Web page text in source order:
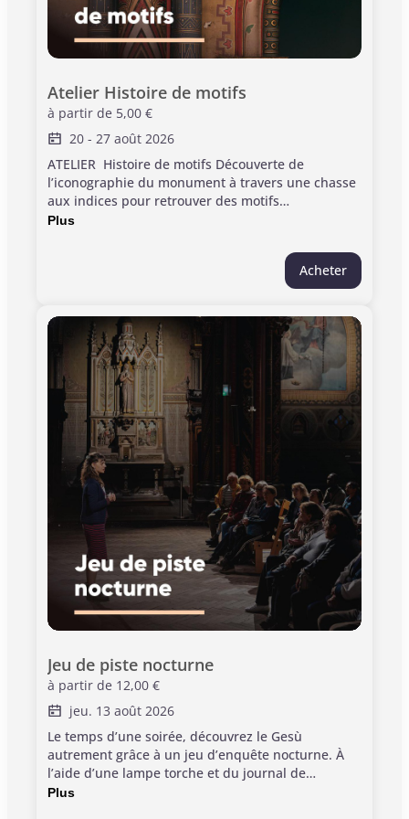
Atelier Histoire de motifs
à partir de 5,00 €
20 - 27 août 2026
ATELIER Histoire de motifs Découverte de
l’iconographie du monument à travers une chasse
aux indices pour retrouver des motifs
symboliques, avant de créer son propre vitrail en
1h30 > Jauge limitée à 10 participants > Enfants à
partir de 6 ans ; présence obligatoire d'un adulte
accompagnant, ce dernier en gratuité >
l'heure. > Achat et réservation en ligne obligatoire;
pas de billetterie sur place. L'entrée au monument
est incluse dans le prix de ce billet.
Plus
Acheter
Jeu de piste nocturne
à partir de 12,00 €
jeu. 13 août 2026
Le temps d’une soirée, découvrez le Gesù
autrement grâce à un jeu d’enquête nocturne. À
l’aide d’une lampe torche et du journal de
l’architecte Henri Bach, partez à la recherche d’un
Plus